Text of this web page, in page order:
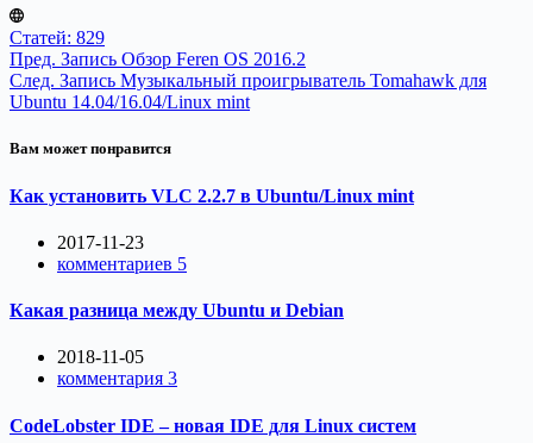
Статей: 829
Пред. Запись Обзор Feren OS 2016.2
След. Запись Музыкальный проигрыватель Tomahawk для
Ubuntu 14.04/16.04/Linux mint
Вам может понравится
Как установить VLC 2.2.7 в Ubuntu/Linux mint
2017-11-23
комментариев 5
Какая разница между Ubuntu и Debian
2018-11-05
комментария 3
CodeLobster IDE – новая IDE для Linux систем